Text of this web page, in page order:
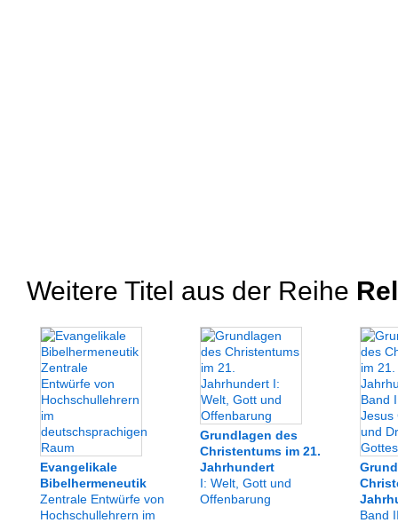
Weitere Titel aus der Reihe
Evangelikale
Bibelhermeneutik
Zentrale Entwürfe von
Hochschullehrern im
Grundlagen des
Christentums im 21.
Jahrhundert
I: Welt, Gott und
Offenbarung
Band